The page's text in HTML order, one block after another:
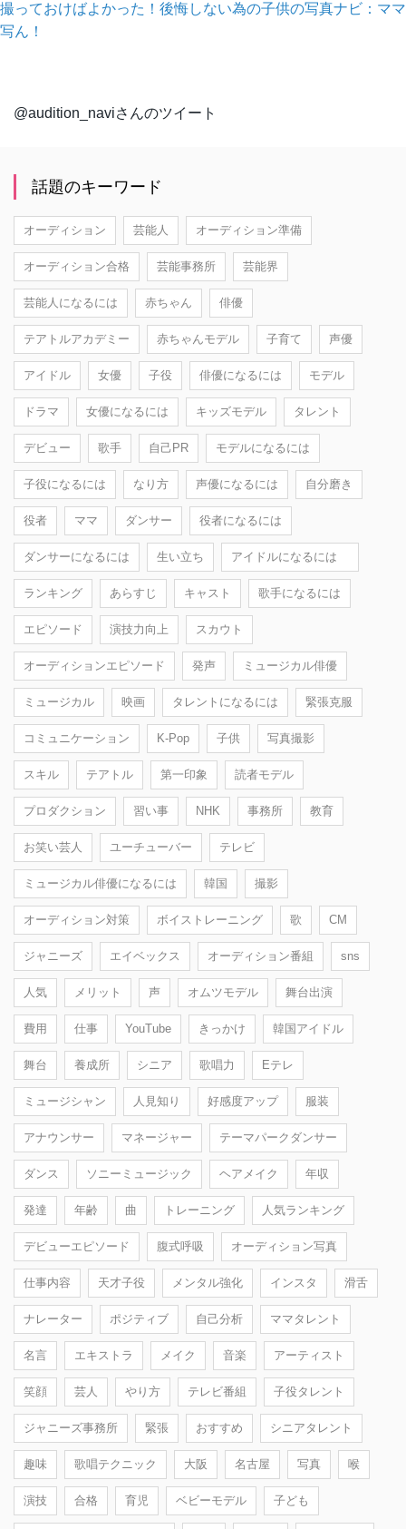
撮っておけばよかった！後悔しない為の子供の写真ナビ：ママ
写ん！
@audition_naviさんのツイート
話題のキーワード
オーディション 芸能人 オーディション準備
オーディション合格 芸能事務所 芸能界
芸能人になるには 赤ちゃん 俳優
テアトルアカデミー 赤ちゃんモデル 子育て 声優
アイドル 女優 子役 俳優になるには モデル
ドラマ 女優になるには キッズモデル タレント
デビュー 歌手 自己PR モデルになるには
子役になるには なり方 声優になるには 自分磨き
役者 ママ ダンサー 役者になるには
ダンサーになるには 生い立ち アイドルになるには
ランキング あらすじ キャスト 歌手になるには
エピソード 演技力向上 スカウト
オーディションエピソード 発声 ミュージカル俳優
ミュージカル 映画 タレントになるには 緊張克服
コミュニケーション K-Pop 子供 写真撮影
スキル テアトル 第一印象 読者モデル
プロダクション 習い事 NHK 事務所 教育
お笑い芸人 ユーチューバー テレビ
ミュージカル俳優になるには 韓国 撮影
オーディション対策 ボイストレーニング 歌 CM
ジャニーズ エイベックス オーディション番組 sns
人気 メリット 声 オムツモデル 舞台出演
費用 仕事 YouTube きっかけ 韓国アイドル
舞台 養成所 シニア 歌唱力 Eテレ
ミュージシャン 人見知り 好感度アップ 服装
アナウンサー マネージャー テーマパークダンサー
ダンス ソニーミュージック ヘアメイク 年収
発達 年齢 曲 トレーニング 人気ランキング
デビューエピソード 腹式呼吸 オーディション写真
仕事内容 天才子役 メンタル強化 インスタ 滑舌
ナレーター ポジティブ 自己分析 ママタレント
名言 エキストラ メイク 音楽 アーティスト
笑顔 芸人 やり方 テレビ番組 子役タレント
ジャニーズ事務所 緊張 おすすめ シニアタレント
趣味 歌唱テクニック 大阪 名古屋 写真 喉
演技 合格 育児 ベビーモデル 子ども